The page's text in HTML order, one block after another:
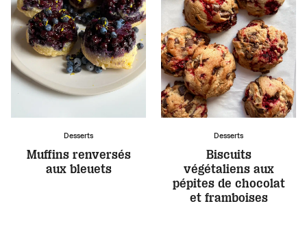
Desserts
Muffins renversés
aux bleuets
Desserts
Biscuits
végétaliens aux
pépites de chocolat
et framboises